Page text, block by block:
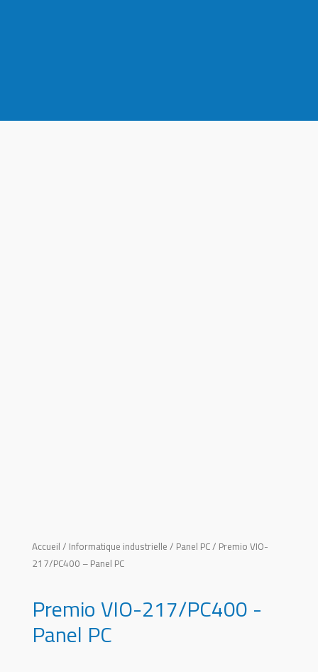
Accueil / Informatique industrielle / Panel PC/ Premio VIO-
217/PC400 – Panel PC
Premio VIO-217/PC400 -
Panel PC